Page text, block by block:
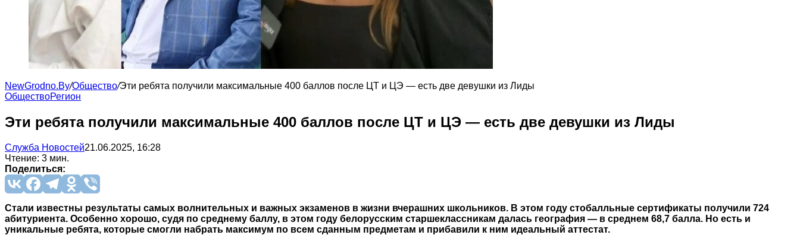
NewGrodno.By/Общество/Эти ребята получили максимальные 400 баллов после ЦТ и ЦЭ — есть две девушки из Лиды
ОбществоРегион
Эти ребята получили максимальные 400 баллов после ЦТ и ЦЭ — есть две девушки из Лиды
Служба Новостей21.06.2025, 16:28
Чтение: 3 мин.
Поделиться:
Стали известны результаты самых волнительных и важных экзаменов в жизни вчерашних школьников. В этом году стобалльные сертификаты получили 724
абитуриента. Особенно хорошо, судя по среднему баллу, в этом году белорусским старшеклассникам далась география — в среднем 68,7 балла. Но есть и
уникальные ребята, которые смогли набрать максимум по всем сданным предметам и прибавили к ним идеальный аттестат.